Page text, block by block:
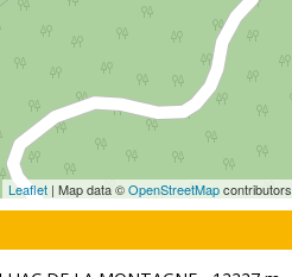
Leaflet | Map data ©OpenStreetMapcontributors